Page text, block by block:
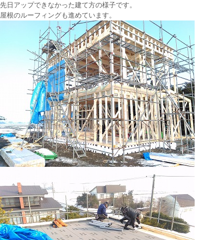
先日アップできなかった建て方の様子です。
屋根のルーフィングも進めています。